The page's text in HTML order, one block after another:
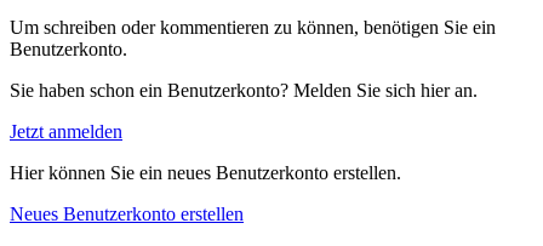
Um schreiben oder kommentieren zu können, benötigen Sie ein
Benutzerkonto.
Sie haben schon ein Benutzerkonto? Melden Sie sich hier an.
Jetzt anmelden
Hier können Sie ein neues Benutzerkonto erstellen.
Neues Benutzerkonto erstellen